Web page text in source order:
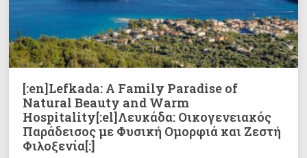
[:en]Lefkada: A Family Paradise of
Natural Beauty and Warm
Hospitality[:el]Λευκάδα: Οικογενειακός
Παράδεισος με Φυσική Ομορφιά και Ζεστή
Φιλοξενία[:]